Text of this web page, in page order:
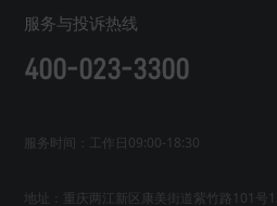
服务与投诉热线
400-023-3300
服务时间：工作日09:00-18:30
地址：重庆两江新区康美街道紫竹路101号